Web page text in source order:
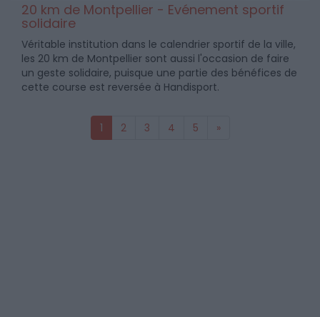
20 km de Montpellier - Evénement sportif
solidaire
Véritable institution dans le calendrier sportif de la ville,
les 20 km de Montpellier sont aussi l'occasion de faire
un geste solidaire, puisque une partie des bénéfices de
cette course est reversée à Handisport.
1 2 3 4 5 »